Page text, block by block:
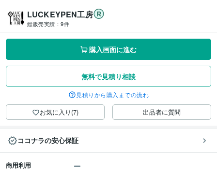
LUCKEYPEN工房
総販売実績： 9件
購入画面に進む
無料で見積り相談
見積りから購入までの流れ
お気に入り(7) 出品者に質問
ココナラの安心保証
商用利用